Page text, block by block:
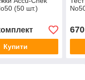
(50 шт.)
Купити
670